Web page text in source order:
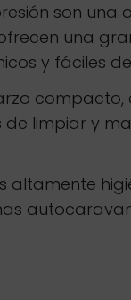
son una
una
y fáciles
limpiar y
altamente